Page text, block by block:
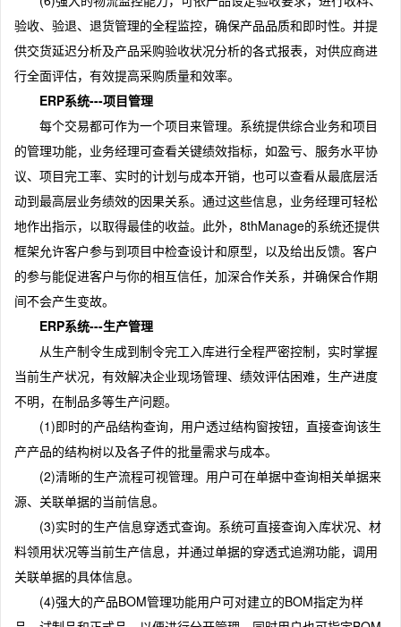
验收、验退、退货管理的全程监控，确保产品品质和即时性。并提
供交货延迟分析及产品采购验收状况分析的各式报表，对供应商进
行全面评估，有效提高采购质量和效率。
ERP系统---项目管理
每个交易都可作为一个项目来管理。系统提供综合业务和项目
的管理功能，业务经理可查看关键绩效指标，如盈亏、服务水平协
议、项目完工率、实时的计划与成本开销，也可以查看从最底层活
动到最高层业务绩效的因果关系。通过这些信息，业务经理可轻松
地作出指示，以取得最佳的收益。此外，8thManage的系统还提供
框架允许客户参与到项目中检查设计和原型，以及给出反馈。客户
的参与能促进客户与你的相互信任，加深合作关系，并确保合作期
间不会产生变故。
ERP系统---生产管理
从生产制令生成到制令完工入库进行全程严密控制，实时掌握
当前生产状况，有效解决企业现场管理、绩效评估困难，生产进度
不明，在制品多等生产问题。
(1)即时的产品结构查询，用户透过结构窗按钮，直接查询该生
产产品的结构树以及各子件的批量需求与成本。
(2)清晰的生产流程可视管理。用户可在单据中查询相关单据来
源、关联单据的当前信息。
(3)实时的生产信息穿透式查询。系统可直接查询入库状况、材
料领用状况等当前生产信息，并通过单据的穿透式追溯功能，调用
关联单据的具体信息。
(4)强大的产品BOM管理功能用户可对建立的BOM指定为样